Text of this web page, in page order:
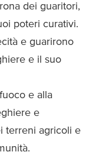
dei guaritori,
poteri curativi.
e guarirono
e il suo
e alla
e
terreni agricoli e